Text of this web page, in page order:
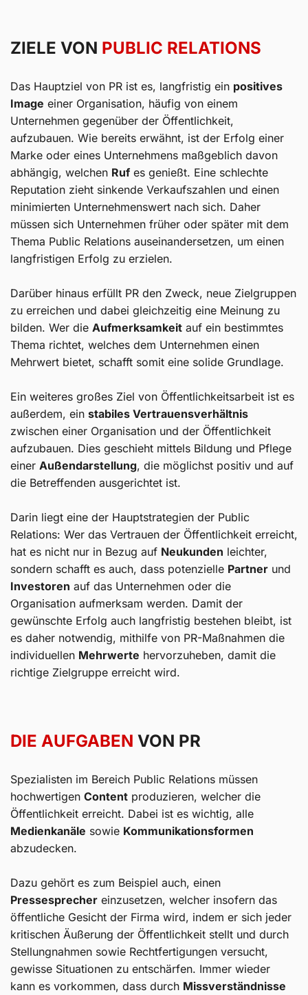
ZIELE VON PUBLIC RELATIONS
Das Hauptziel von PR ist es, langfristig ein positives
Image einer Organisation, häufig von einem
Unternehmen gegenüber der Öffentlichkeit,
aufzubauen. Wie bereits erwähnt, ist der Erfolg einer
Marke oder eines Unternehmens maßgeblich davon
abhängig, welchen Ruf es genießt. Eine schlechte
Reputation zieht sinkende Verkaufszahlen und einen
minimierten Unternehmenswert nach sich. Daher
müssen sich Unternehmen früher oder später mit dem
Thema Public Relations auseinandersetzen, um einen
langfristigen Erfolg zu erzielen.
Darüber hinaus erfüllt PR den Zweck, neue Zielgruppen
zu erreichen und dabei gleichzeitig eine Meinung zu
bilden. Wer die Aufmerksamkeit auf ein bestimmtes
Thema richtet, welches dem Unternehmen einen
Mehrwert bietet, schafft somit eine solide Grundlage.
Ein weiteres großes Ziel von Öffentlichkeitsarbeit ist es
außerdem, ein stabiles Vertrauensverhältnis
zwischen einer Organisation und der Öffentlichkeit
aufzubauen. Dies geschieht mittels Bildung und Pflege
einer Außendarstellung, die möglichst positiv und auf
die Betreffenden ausgerichtet ist.
Darin liegt eine der Hauptstrategien der Public
Relations: Wer das Vertrauen der Öffentlichkeit erreicht,
hat es nicht nur in Bezug auf Neukunden leichter,
sondern schafft es auch, dass potenzielle Partner und
Investoren auf das Unternehmen oder die
Organisation aufmerksam werden. Damit der
gewünschte Erfolg auch langfristig bestehen bleibt, ist
es daher notwendig, mithilfe von PR-Maßnahmen die
individuellen Mehrwerte hervorzuheben, damit die
richtige Zielgruppe erreicht wird.
DIE AUFGABEN VON PR
Spezialisten im Bereich Public Relations müssen
hochwertigen Content produzieren, welcher die
Öffentlichkeit erreicht. Dabei ist es wichtig, alle
Medienkanäle sowie Kommunikationsformen
abzudecken.
Dazu gehört es zum Beispiel auch, einen
Pressesprecher einzusetzen, welcher insofern das
öffentliche Gesicht der Firma wird, indem er sich jeder
kritischen Äußerung der Öffentlichkeit stellt und durch
Stellungnahmen sowie Rechtfertigungen versucht,
gewisse Situationen zu entschärfen. Immer wieder
kann es vorkommen, dass durch Missverständnisse